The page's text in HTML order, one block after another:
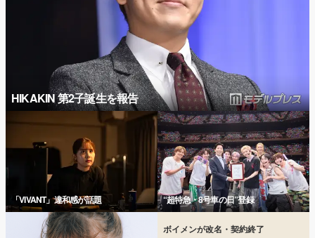
HIKAKIN 第2子誕生を報告
「VIVANT」違和感が話題 “超特急・8号車の日”登録
ボイメンが改名・契約終了